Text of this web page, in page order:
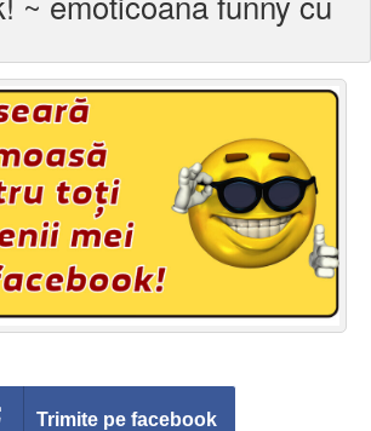
personalizate
Trimite pe facebook